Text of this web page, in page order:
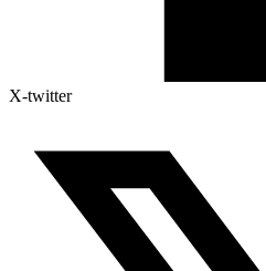
X-twitter